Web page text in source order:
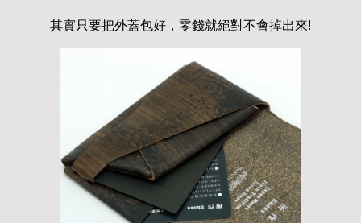
其實只要把外蓋包好，零錢就絕對不會掉出來!